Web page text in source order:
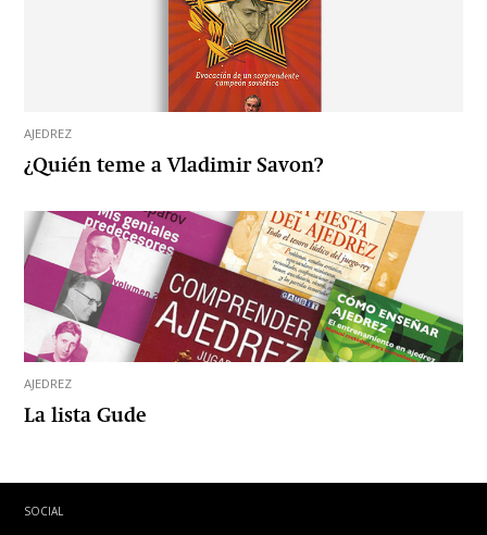
AJEDREZ
¿Quién teme a Vladimir Savon?
AJEDREZ
La lista Gude
SOCIAL